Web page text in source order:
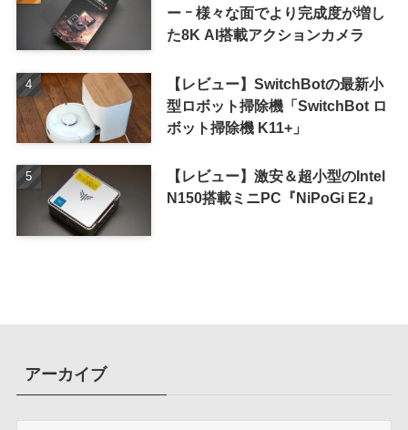
ー ｰ 様々な面でより完成度が増し
た8K AI搭載アクションカメラ
【レビュー】SwitchBotの最新小
型ロボット掃除機「SwitchBot ロ
ボット掃除機 K11+」
【レビュー】激安＆超小型のIntel
N150搭載ミニPC『NiPoGi E2』
アーカイブ